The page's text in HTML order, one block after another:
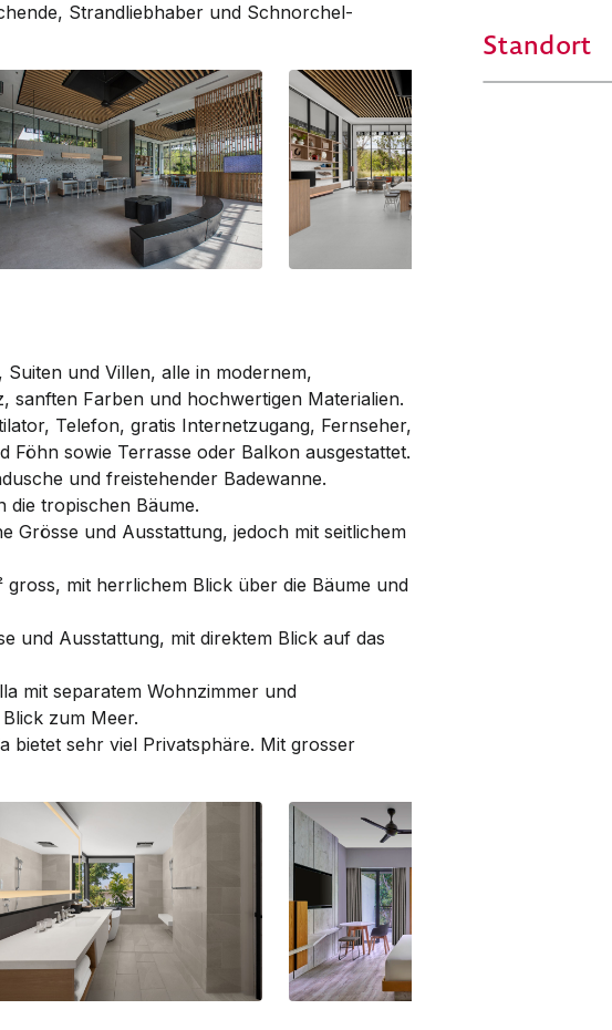
Strandliebhaber und Schnorchel-
und Villen, alle in modernem,
sanften Farben und hochwertigen Materialien.
Telefon, gratis Internetzugang, Fernseher,
Föhn sowie Terrasse oder Balkon ausgestattet.
und freistehender Badewanne.
die tropischen Bäume.
Grösse und Ausstattung, jedoch mit seitlichem
gross, mit herrlichem Blick über die Bäume und
und Ausstattung, mit direktem Blick auf das
mit separatem Wohnzimmer und
zum Meer.
bietet sehr viel Privatsphäre. Mit grosser
Standort